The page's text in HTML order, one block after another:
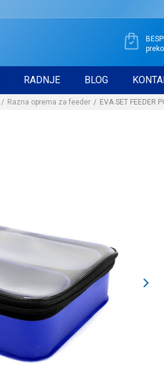
RADNJE BLOG
Razna oprema za feeder EVA SET FEEDER